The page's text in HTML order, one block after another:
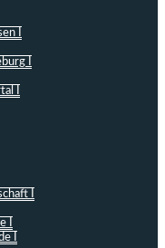
I
I
I
I
I
I